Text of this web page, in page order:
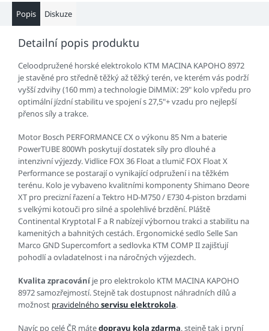
Popis Diskuze
Detailní popis produktu
Celoodpružené horské elektrokolo KTM MACINA KAPOHO 8972
je stavěné pro středně těžký až těžký terén, ve kterém vás podrží
vyšší zdvihy (160 mm) a technologie DiMMiX: 29" kolo vpředu pro
optimální jízdní stabilitu ve spojení s 27,5"+ vzadu pro nejlepší
přenos síly a trakce.
Motor Bosch PERFORMANCE CX o výkonu 85 Nm a baterie
PowerTUBE 800Wh poskytují dostatek síly pro dlouhé a
intenzivní výjezdy. Vidlice FOX 36 Float a tlumič FOX Float X
Performance se postarají o vynikající odpružení i na těžkém
terénu. Kolo je vybaveno kvalitními komponenty Shimano Deore
XT pro precizní řazení a Tektro HD-M750 / E730 4-piston brzdami
s velkými kotouči pro silné a spolehlivé brzdění. Pláště
Continental Kryptotal F a R nabízejí výbornou trakci a stabilitu na
kamenitých a bahnitých cestách. Ergonomické sedlo Selle San
Marco GND Supercomfort a sedlovka KTM COMP II zajišťují
pohodlí a ovladatelnost i na náročných výjezdech.
Kvalita zpracováníje pro elektrokolo KTM MACINA KAPOHO
8972 samozřejmostí. Stejně tak dostupnost náhradních dílů a
možnost pravidelnéhoservisu elektrokola.
Navíc po celé ČR mátedopravu kola zdarma, stejně tak i první